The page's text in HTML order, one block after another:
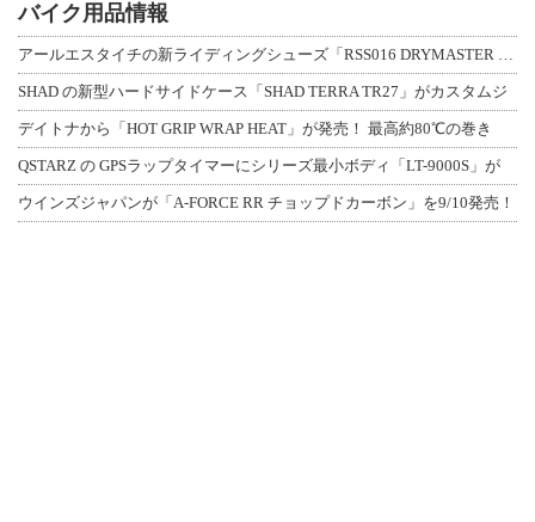
バイク用品情報
アールエスタイチの新ライディングシューズ「RSS016 DRYMASTER スト
SHAD の新型ハードサイドケース「SHAD TERRA TR27」がカスタムジ
デイトナから「HOT GRIP WRAP HEAT」が発売！ 最高約80℃の巻き
QSTARZ の GPSラップタイマーにシリーズ最小ボディ「LT-9000S」が
ウインズジャパンが「A-FORCE RR チョップドカーボン」を9/10発売！